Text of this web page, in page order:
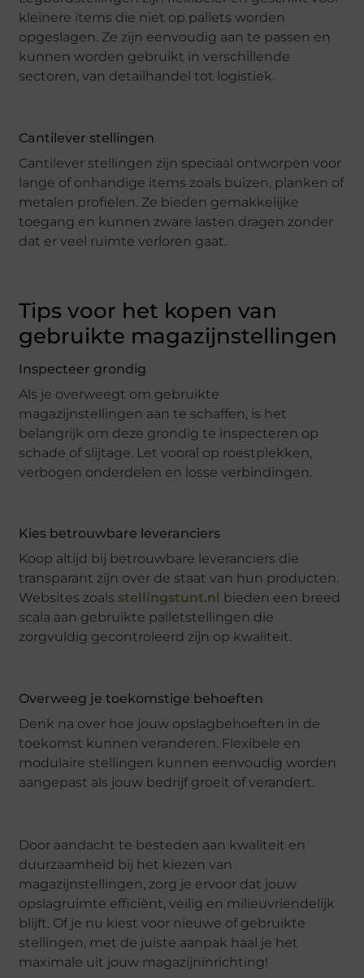
kleinere items die niet op pallets worden
opgeslagen. Ze zijn eenvoudig aan te passen en
kunnen worden gebruikt in verschillende
sectoren, van detailhandel tot logistiek.
Cantilever stellingen
Cantilever stellingen zijn speciaal ontworpen voor
lange of onhandige items zoals buizen, planken of
metalen profielen. Ze bieden gemakkelijke
toegang en kunnen zware lasten dragen zonder
dat er veel ruimte verloren gaat.
Tips voor het kopen van
gebruikte magazijnstellingen
Inspecteer grondig
Als je overweegt om gebruikte
magazijnstellingen aan te schaffen, is het
belangrijk om deze grondig te inspecteren op
schade of slijtage. Let vooral op roestplekken,
verbogen onderdelen en losse verbindingen.
Kies betrouwbare leveranciers
Koop altijd bij betrouwbare leveranciers die
transparant zijn over de staat van hun producten.
Websites zoals stellingstunt.nl
bieden een breed
scala aan gebruikte palletstellingen die
zorgvuldig gecontroleerd zijn op kwaliteit.
Overweeg je toekomstige behoeften
Denk na over hoe jouw opslagbehoeften in de
toekomst kunnen veranderen. Flexibele en
modulaire stellingen kunnen eenvoudig worden
aangepast als jouw bedrijf groeit of verandert.
Door aandacht te besteden aan kwaliteit en
duurzaamheid bij het kiezen van
magazijnstellingen, zorg je ervoor dat jouw
opslagruimte efficiënt, veilig en milieuvriendelijk
blijft. Of je nu kiest voor nieuwe of gebruikte
stellingen, met de juiste aanpak haal je het
maximale uit jouw magazijninrichting!